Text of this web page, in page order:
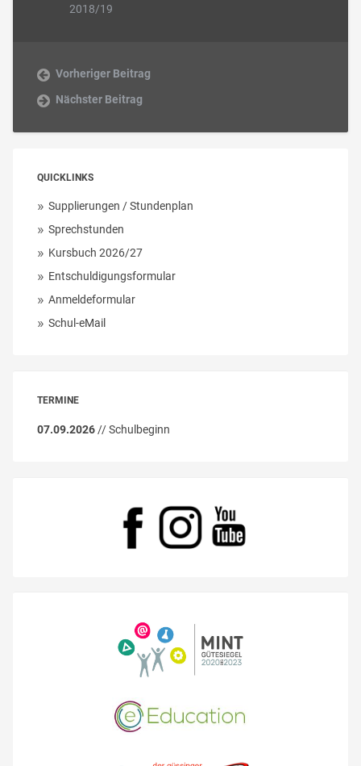
2018/19
Vorheriger Beitrag
Nächster Beitrag
QUICKLINKS
Supplierungen / Stundenplan
Sprechstunden
Kursbuch 2026/27
Entschuldigungsformular
Anmeldeformular
Schul-eMail
TERMINE
07.09.2026 // Schulbeginn